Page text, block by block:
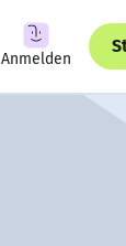
Anmelden